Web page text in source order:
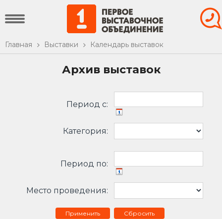
Главная Выставки Календарь выставок
Архив выставок
Период c:
Категория:
Период по:
Место проведения:
Сбросить